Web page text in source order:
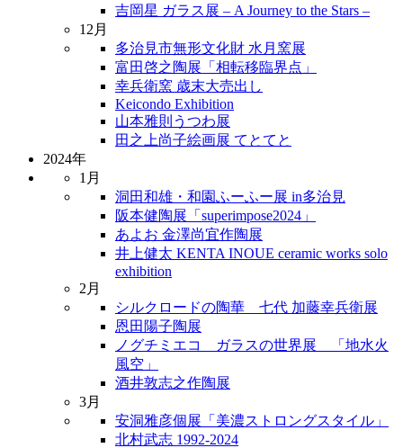
吉岡星 ガラス展 – A Journey to the Stars –
12月
多治見市無形文化財 水月窯展
富田啓之陶展「相転移臨界点」
幸兵衛窯 歳末大売出し
Keicondo Exhibition
山本雅則うつわ展
田之上尚子絵画展 てとてと
2024年
1月
洞田和雄・和園ふーふー展 in多治見
阪本健陶展「superimpose2024」
あよお 金澤尚宜作陶展
井上健太 KENTA INOUE ceramic works solo
exhibition
2月
シルクロードの陶華 七代 加藤幸兵衛展
恩田陽子陶展
ノグチミエコ ガラスの世界展 「地水火
風空」
酒井敦志之作陶展
3月
安洞雅彦個展「美濃ストロングスタイル」
北村武志 1992-2024